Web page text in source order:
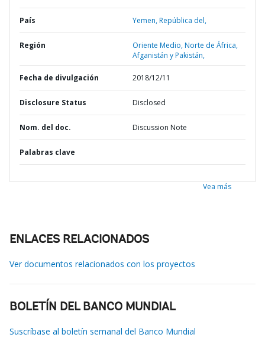
País Yemen,República del,
Región
Oriente Medio, Norte de África,
Afganistán y Pakistán,
Fecha de divulgación 2018/12/11
Disclosure Status Disclosed
Nom. del doc. Discussion Note
Palabras clave
Vea más
ENLACES RELACIONADOS
Ver documentos relacionados con los proyectos
BOLETÍN DEL BANCO MUNDIAL
Suscríbase al boletín semanal del Banco Mundial